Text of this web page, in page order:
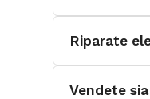
Riparate
Vendete